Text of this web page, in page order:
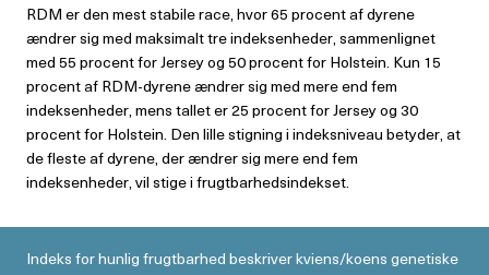
RDM er den mest stabile race, hvor 65 procent af dyrene
ændrer sig med maksimalt tre indeksenheder, sammenlignet
med 55 procent for Jersey og 50 procent for Holstein. Kun 15
procent af RDM-dyrene ændrer sig med mere end fem
indeksenheder, mens tallet er 25 procent for Jersey og 30
procent for Holstein. Den lille stigning i indeksniveau betyder, at
de fleste af dyrene, der ændrer sig mere end fem
indeksenheder, vil stige i frugtbarhedsindekset.
Indeks for hunlig frugtbarhed beskriver kviens/koens genetiske